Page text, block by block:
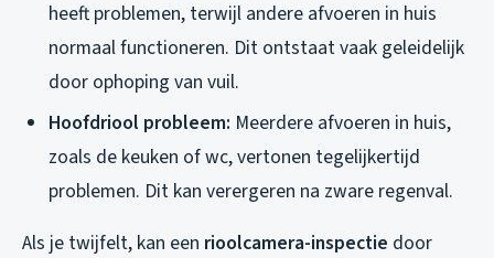
heeft problemen, terwijl andere afvoeren in huis
normaal functioneren. Dit ontstaat vaak geleidelijk
door ophoping van vuil.
Hoofdriool probleem: Meerdere afvoeren in huis,
zoals de keuken of wc, vertonen tegelijkertijd
problemen. Dit kan verergeren na zware regenval.
Als je twijfelt, kan een rioolcamera-inspectie door